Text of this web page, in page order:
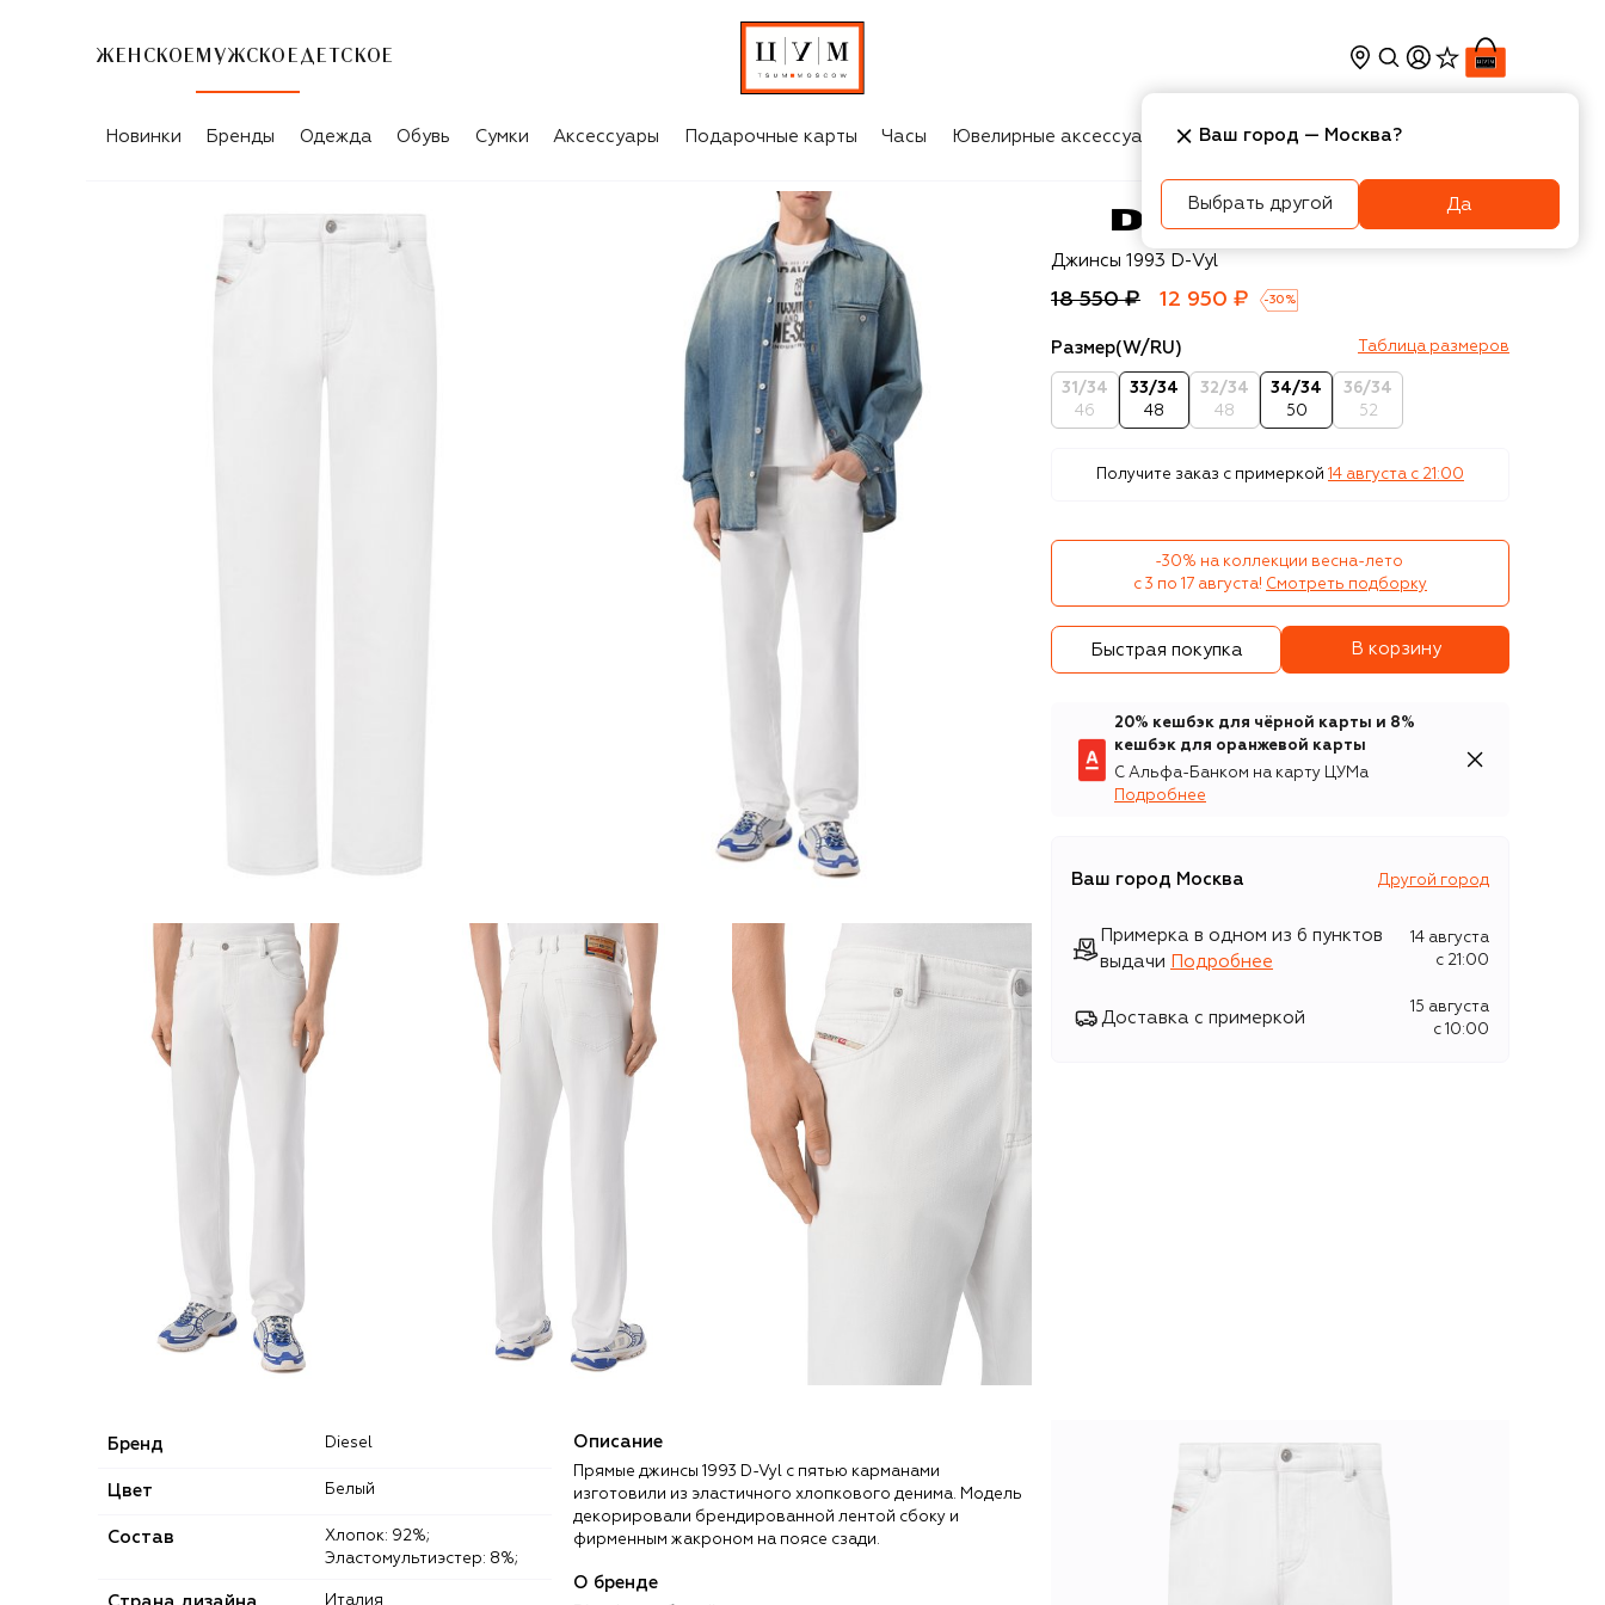
ЖЕНСКОЕ МУЖСКОЕ ДЕТСКОЕ
Новинки Бренды Одежда Обувь Сумки Аксессуары Подарочные карты Часы Ювелирные аксессуары Косметика Интерьер
Diesel
Джинсы 1993 D-Vyl
18 550 ₽ 12 950 ₽ -30 %
Размер(W/RU) Таблица размеров
31/34
46
33/34
48
32/34
48
34/34
50
36/34
52
Получите заказ с примеркой 14 августа c 21:00
-30% на коллекции весна-лето
с 3 по 17 августа! Смотреть подборку
Быстрая покупка В корзину
20% кешбэк для чёрной карты и 8%
кешбэк для оранжевой карты
С Альфа-Банком на карту ЦУМа
Подробнее
Ваш город Москва Другой город
Примерка в одном из 6 пунктов
выдачи
Подробнее
14 августа
c 21:00
Доставка с примеркой
15 августа
c 10:00
Бренд Diesel
Цвет Белый
Состав
Хлопок: 92%;
Эластомультиэстер: 8%;
Италия
Описание
Прямые джинсы 1993 D-Vyl с пятью карманами
изготовили из эластичного хлопкового денима. Модель
декорировали брендированной лентой сбоку и
фирменным жакроном на поясе сзади.
О бренде
Ваш город — Москва?
Выбрать другой Да